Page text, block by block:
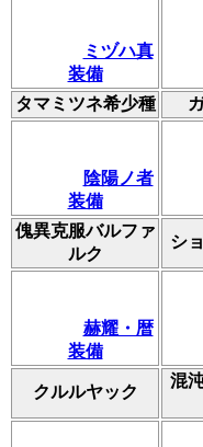
ミヅハ真
装備
タマミツネ希少種
陰陽ノ者
装備
傀異克服バルファ
ルク
シ
赫耀・暦
装備
クルルヤック
混